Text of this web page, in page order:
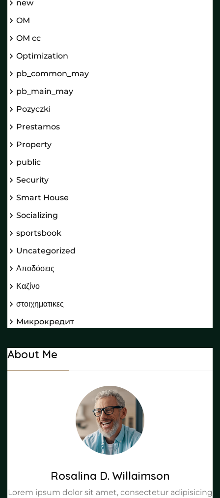
new
OM
OM cc
Optimization
pb_common_may
pb_main_may
Pozyczki
Prestamos
Property
public
Security
Smart House
Socializing
sportsbook
Uncategorized
Αποδόσεις
Καζίνο
στοιχηματικες
Микрокредит
About Me
Rosalina D. Willaimson
Lorem ipsum dolor sit amet, consectetur adipisicing